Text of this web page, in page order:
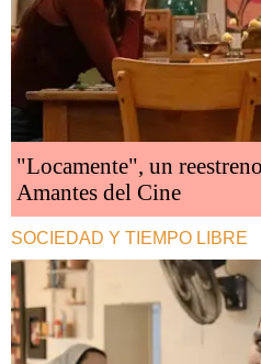
"Locamente", un
Amantes del Cine
SOCIEDAD Y TIEMPO LIBRE